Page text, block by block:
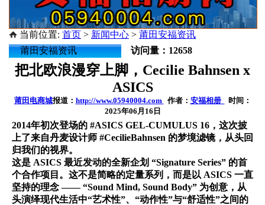
当前位置: 首页 > 新闻中心 > 莆田安福资讯
莆田安福资讯
访问量：12658
把北欧浪漫穿上脚，Cecilie Bahnsen x
ASICS
莆田电商城报道： http://www.05940004.com 作者： 安福相册
时间：
2025年06月16日
2014年初次登场的 #ASICS GEL-CUMULUS 16，这次披
上了来自丹麦设计师 #CecilieBahnsen 的梦境滤镜，从头回
归我们的视界。
这是 ASICS 最近发动的全新企划 “Signature Series” 的首
个合作项目。这不是简略的定量系列，而是以 ASICS 一直
坚持的理念 —— “Sound Mind, Sound Body” 为创意，从
头演绎现代生活中“艺术性”、“动作性”与“舒适性”之间的